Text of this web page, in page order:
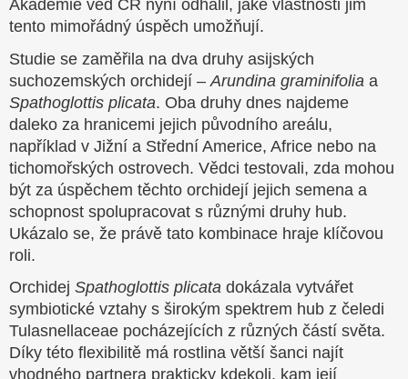
Akademie věd ČR nyní odhalil, jaké vlastnosti jim
tento mimořádný úspěch umožňují.
Studie se zaměřila na dva druhy asijských
suchozemských orchidejí – Arundina graminifolia a
Spathoglottis plicata. Oba druhy dnes najdeme
daleko za hranicemi jejich původního areálu,
například v Jižní a Střední Americe, Africe nebo na
tichomořských ostrovech. Vědci testovali, zda mohou
být za úspěchem těchto orchidejí jejich semena a
schopnost spolupracovat s různými druhy hub.
Ukázalo se, že právě tato kombinace hraje klíčovou
roli.
Orchidej Spathoglottis plicata dokázala vytvářet
symbiotické vztahy s širokým spektrem hub z čeledi
Tulasnellaceae pocházejících z různých částí světa.
Díky této flexibilitě má rostlina větší šanci najít
vhodného partnera prakticky kdekoli, kam její